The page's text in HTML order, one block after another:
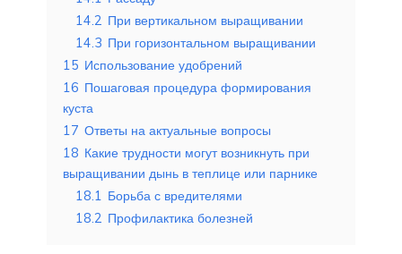
14.2 При вертикальном выращивании
14.3 При горизонтальном выращивании
15 Использование удобрений
16 Пошаговая процедура формирования
куста
17 Ответы на актуальные вопросы
18 Какие трудности могут возникнуть при
выращивании дынь в теплице или парнике
18.1 Борьба с вредителями
18.2 Профилактика болезней